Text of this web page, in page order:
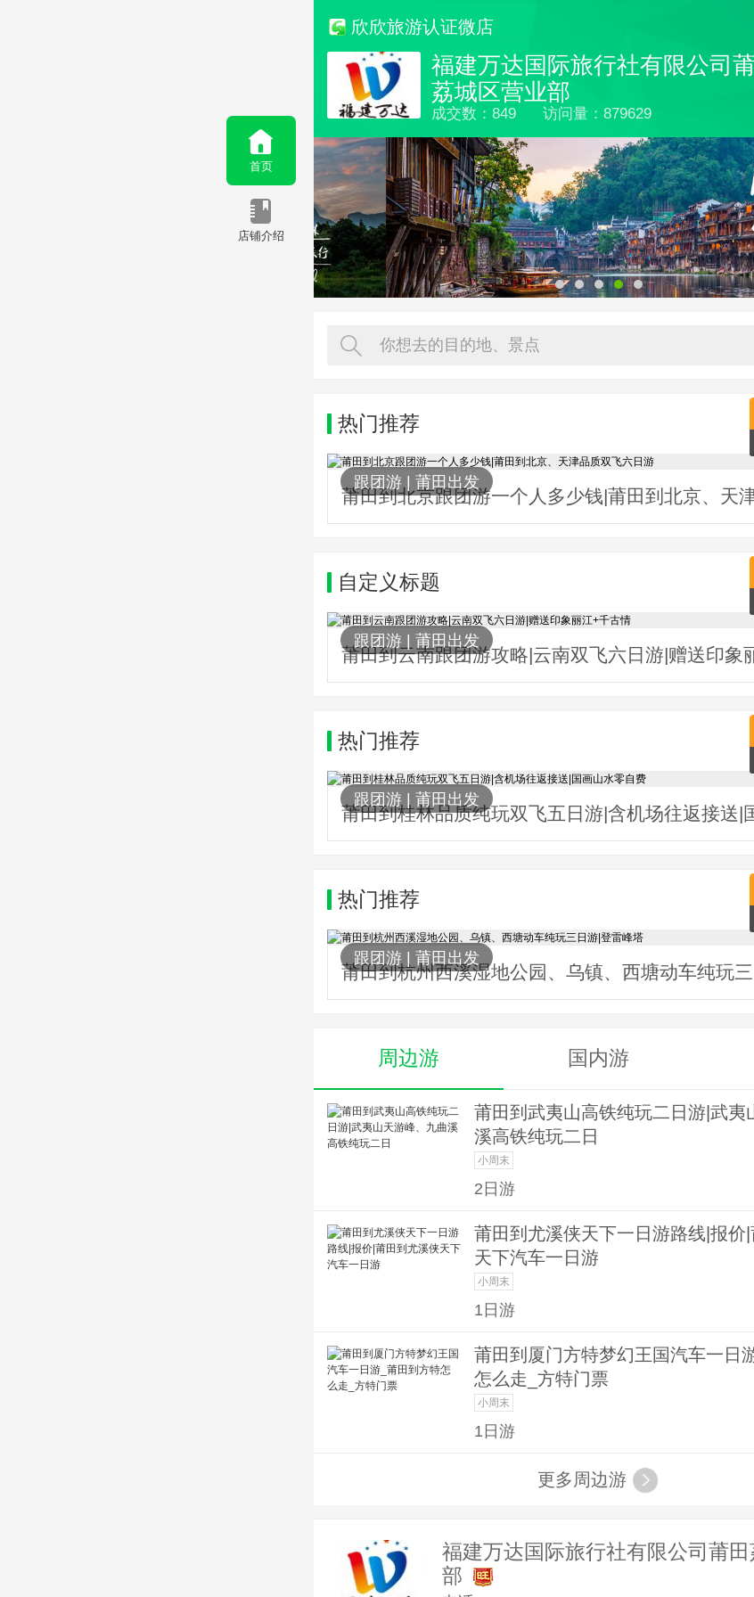
首页
店铺介绍
欣欣旅游认证微店
福建万达国际旅行社有限公司
荔城区营业部
成交数：849 访问量：879629
你想去的目的地、景点
热门推荐
跟团游 | 莆田出发
自定义标题
跟团游 | 莆田出发
莆田到云南跟团游攻略|云南双飞六日游|赠送印象
热门推荐
跟团游 | 莆田出发
热门推荐
跟团游 | 莆田出发
周边游 国内游
莆田到武夷山高铁纯玩二日游|武夷
溪高铁纯玩二日
小周末
2日游
莆田到尤溪侠天下一日游路线|报价
天下汽车一日游
小周末
1日游
莆田到厦门方特梦幻王国汽车一日
怎么走_方特门票
小周末
1日游
更多周边游
福建万达国际旅行社有限公司莆
部